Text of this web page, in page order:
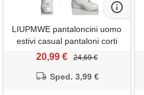
LIUPMWE pantaloncini uomo
estivi casual pantaloni corti
uomo cotone sportivi con
20,99 € 24,69 €
Sped. 3,99 €